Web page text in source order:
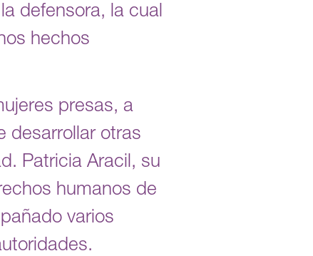
defensora, la cual
hechos
presas, a
desarrollar otras
Patricia Aracil, su
humanos de
varios